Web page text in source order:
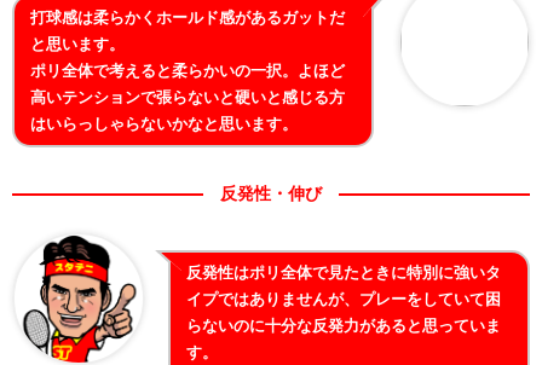
打球感は柔らかくホールド感があるガットだ
と思います。
ポリ全体で考えると柔らかいの一択。よほど
高いテンションで張らないと硬いと感じる方
はいらっしゃらないかなと思います。
反発性・伸び
反発性はポリ全体で見たときに特別に強いタ
イプではありませんが、プレーをしていて困
らないのに十分な反発力があると思っていま
す。